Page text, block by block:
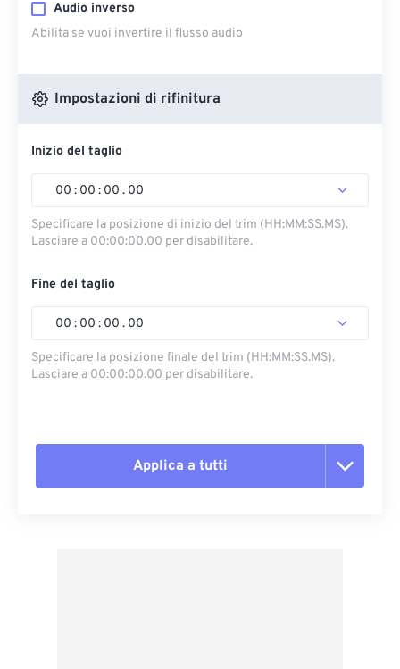
Audio inverso
Abilita se vuoi invertire il flusso audio
Impostazioni di rifinitura
Inizio del taglio
00 : 00 : 00 . 00
Specificare la posizione di inizio del trim (HH:MM:SS.MS).
Lasciare a 00:00:00.00 per disabilitare.
Fine del taglio
00 : 00 : 00 . 00
Specificare la posizione finale del trim (HH:MM:SS.MS).
Lasciare a 00:00:00.00 per disabilitare.
Applica a tutti